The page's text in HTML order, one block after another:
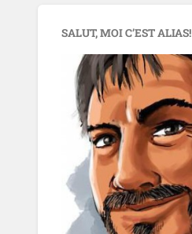
SALUT, MOI C’EST ALIAS!